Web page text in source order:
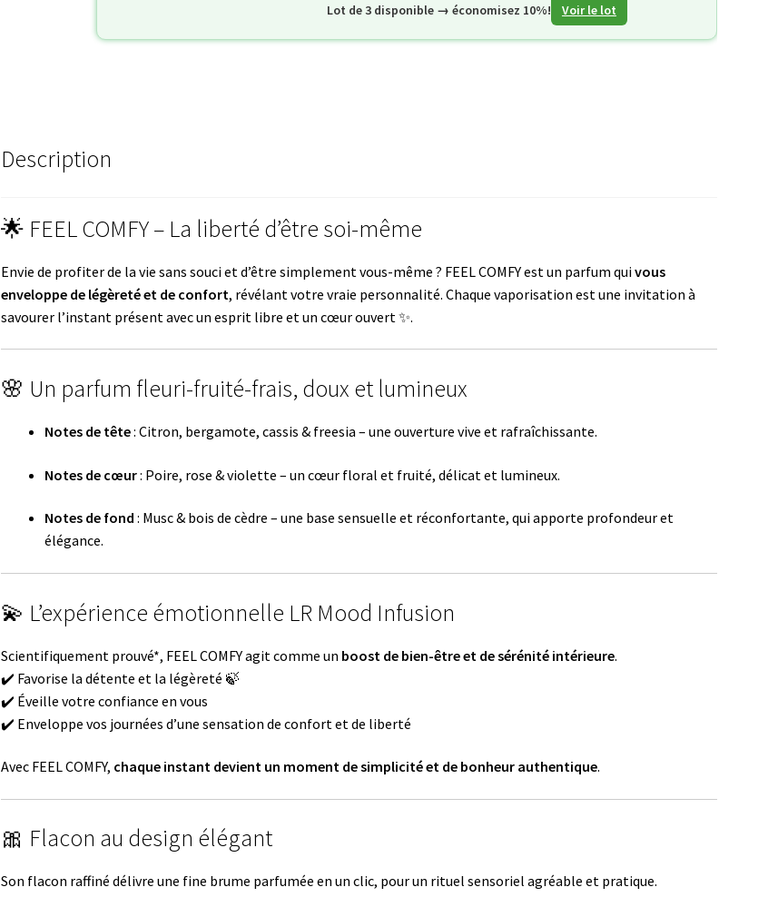
Lot de 3 disponible → économisez 10%! Voir le lot
Description
🌟 FEEL COMFY – La liberté d’être soi-même
Envie de profiter de la vie sans souci et d’être simplement vous-même ? FEEL COMFY est un parfum quivous
enveloppe de légèreté et de confort, révélant votre vraie personnalité. Chaque vaporisation est une invitation à
savourer l’instant présent avec un esprit libre et un cœur ouvert ✨.
🌸 Un parfum fleuri-fruité-frais, doux et lumineux
Notes de tête: Citron, bergamote, cassis & freesia – une ouverture vive et rafraîchissante.
Notes de cœur: Poire, rose & violette – un cœur floral et fruité, délicat et lumineux.
Notes de fond : Musc & bois de cèdre – une base sensuelle et réconfortante, qui apporte profondeur et
élégance.
💫 L’expérience émotionnelle LR Mood Infusion
Scientifiquement prouvé*, FEEL COMFY agit comme un boost de bien-être et de sérénité intérieure.
✔️ Favorise la détente et la légèreté 🍃
✔️ Éveille votre confiance en vous
✔️ Enveloppe vos journées d’une sensation de confort et de liberté
Avec FEEL COMFY, chaque instant devient un moment de simplicité et de bonheur authentique.
🎀 Flacon au design élégant
Son flacon raffiné délivre une fine brume parfumée en un clic, pour un rituel sensoriel agréable et pratique.